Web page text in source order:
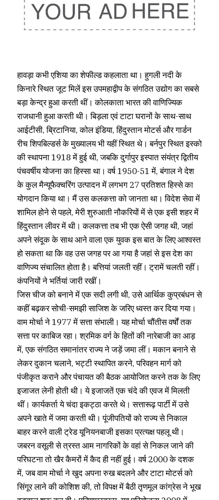
हावड़ा कभी एशिया का शेफील्ड कहलाता था। हुगली नदी के
किनारे स्थित जूट मिलें इस उपमहाद्वीप के संगठित उद्योग का सबसे
बड़ा केन्द्र हुआ करती थीं। कोलकाता भारत की वाणिज्यिक
राजधानी हुआ करती थी। बिड़ला एवं टाटा घरानों के साथ-साथ
आईटीसी, ब्रिटानिया, कोल इंडिया, हिंदुस्तान मोटर्स और गार्डन
रीच शिपबिल्डर्स के मुख्यालय भी यहीं स्थित थे। बर्नपुर स्थित इस्को
की स्थापना 1918 में हुई थी, जबकि दुर्गापुर इस्पात संयंत्र द्वितीय
पंचवर्षीय योजना का हिस्सा था। वर्ष 1950-51 में, बंगाल ने देश
के कुल मैन्यूफैक्चरिंग उत्पादन में लगभग 27 प्रतिशत हिस्से का
योगदान किया था। मैं उस कलकत्ता को जानता था। विदेश सेवा में
शामिल होने से पहले, मेरी शुरुआती नौकरियों में से एक इसी शहर में
हिंदुस्तान लीवर में थी। कलकत्ता तब भी एक ऐसी जगह थी, जहां
अपने संदूक के साथ आने वाला एक युवक इस बात के लिए आश्वस्त
हो सकता था कि वह उस जगह पर आ गया है जहां से इस देश का
वाणिज्य संचालित होता है। बत्तियां जलती रहीं। ट्रामें चलती रहीं।
कंपनियों ने भर्तियां जारी रखीं।
जिस चीज को बनाने में एक सदी लगी थी, उसे आर्थिक कुप्रबंधन से
कहीं बढ़कर सोची-समझी साजिश के जरिए ध्वस्त कर दिया गया।
वाम मोर्चा ने 1977 में सत्ता संभाली। यह मोर्चा चौंतीस वर्षों तक
सत्ता पर काबिज रहा। श्रमिक वर्ग के हितों की नारेबाजी का आड़
में, एक संगठित समानांतर राज्य ने जड़ें जमा लीं। मकान बनाने से
लेकर दुकान चलाने, भट्टी स्थापित करने, परिवहन मार्ग को
पंजीकृत कराने और पंचायत की बैठक आयोजित करने तक के लिए
इजाजत लेनी होती थी। ये इजाजतें एक चंदे की एवज में मिलती
थीं। कार्यकर्ता ये चंदा इकट्ठा करते थे। सत्तारूढ़ पार्टी में उसे
अपने खाते में जमा करती थी। पूंजीपतियों को राज्य से निकाल
बाहर करने वाली ट्रेड यूनियनबाजी इसका प्रत्यक्ष पहलू थी।
जबरन वसूली से त्रस्त आम नागरिकों के वहां से निकल जाने की
परिघटना तो खैर कैमरों में कैद ही नहीं हुई। वर्ष 2000 के दशक
में, जब वाम मोर्चा ने खुद अपना रुख बदलने और टाटा मोटर्स को
सिंगूर लाने की कोशिश की, तो विपक्ष में बैठी तृणमूल कांग्रेस ने भूख